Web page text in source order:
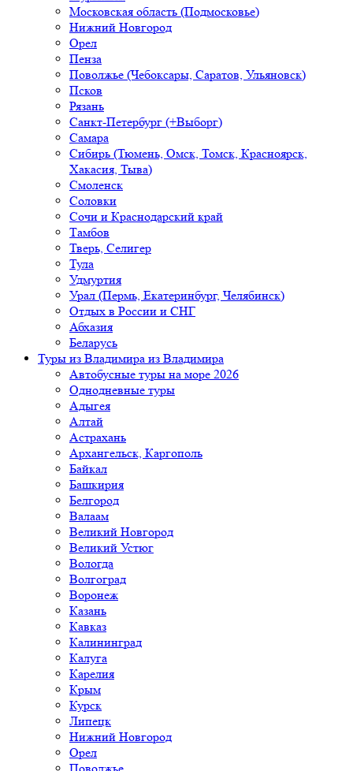
Московская область (Подмосковье)
Нижний Новгород
Орел
Пенза
Поволжье (Чебоксары, Саратов, Ульяновск)
Псков
Рязань
Санкт-Петербург (+Выборг)
Самара
Сибирь (Тюмень, Омск, Томск, Красноярск,
Хакасия, Тыва)
Смоленск
Соловки
Сочи и Краснодарский край
Тамбов
Тверь, Селигер
Тула
Удмуртия
Урал (Пермь, Екатеринбург, Челябинск)
Отдых в России и СНГ
Абхазия
Беларусь
Туры из Владимира из Владимира
Автобусные туры на море 2026
Однодневные туры
Адыгея
Алтай
Астрахань
Архангельск, Каргополь
Байкал
Башкирия
Белгород
Валаам
Великий Новгород
Великий Устюг
Вологда
Волгоград
Воронеж
Казань
Кавказ
Калининград
Калуга
Карелия
Крым
Курск
Липецк
Нижний Новгород
Орел